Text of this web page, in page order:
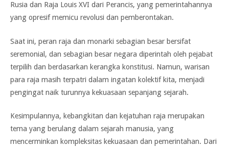
Rusia dan Raja Louis XVI dari Perancis, yang pemerintahannya
yang opresif memicu revolusi dan pemberontakan.
Saat ini, peran raja dan monarki sebagian besar bersifat
seremonial, dan sebagian besar negara diperintah oleh pejabat
terpilih dan berdasarkan kerangka konstitusi. Namun, warisan
para raja masih terpatri dalam ingatan kolektif kita, menjadi
pengingat naik turunnya kekuasaan sepanjang sejarah.
Kesimpulannya, kebangkitan dan kejatuhan raja merupakan
tema yang berulang dalam sejarah manusia, yang
mencerminkan kompleksitas kekuasaan dan pemerintahan. Dari